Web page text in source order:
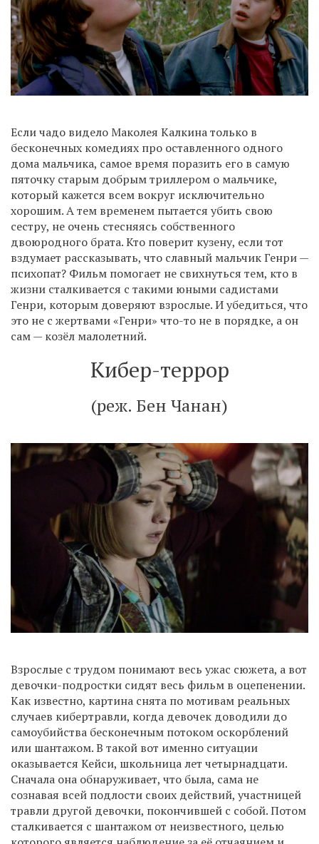
Если чадо видело Маколея Калкина только в
бесконечных комедиях про оставленного одного
дома мальчика, самое время поразить его в самую
пяточку старым добрым триллером о мальчике,
который кажется всем вокруг исключительно
хорошим. А тем временем пытается убить свою
сестру, не очень стесняясь собственного
двоюродного брата. Кто поверит кузену, если тот
вздумает рассказывать, что славный мальчик Генри —
психопат? Фильм помогает не свихнуться тем, кто в
жизни сталкивается с такими юными садистами
Генри, которым доверяют взрослые. И убедиться, что
это не с жертвами «Генри» что-то не в порядке, а он
сам — козёл малолетний.
Кибер-террор
(реж. Бен Чанан)
Взрослые с трудом понимают весь ужас сюжета, а вот
девочки-подростки сидят весь фильм в оцепенении.
Как известно, картина снята по мотивам реальных
случаев кибертравли, когда девочек доводили до
самоубийства бесконечным потоком оскорблений
или шантажом. В такой вот именно ситуации
оказывается Кейси, школьница лет четырнадцати.
Сначала она обнаруживает, что была, сама не
сознавая всей подлости своих действий, участницей
травли другой девочки, покончившей с собой. Потом
сталкивается с шантажом от неизвестного, целью